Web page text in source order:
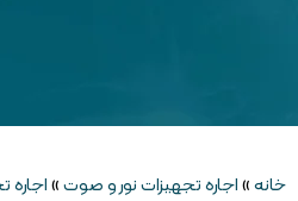
خانه»اجاره تجهیزات نور و صوت»